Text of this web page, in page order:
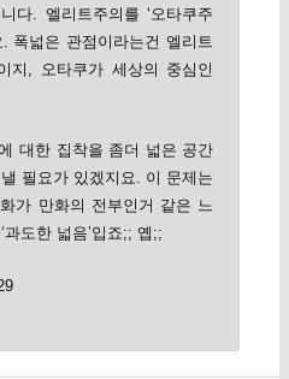
다. 엘리트주의를 ‘오타쿠주
폭넓은 관점이라는건 엘리트
지, 오타쿠가 세상의 중심인
대한 집착을 좀더 넓은 공간
필요가 있겠지요. 이 문제는
가 만화의 전부인거 같은 느
도한 넓음’입죠;; 옙;;